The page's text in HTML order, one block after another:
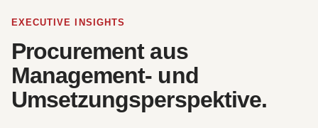
EXECUTIVE INSIGHTS
Procurement aus
Management- und
Umsetzungsperspektive.